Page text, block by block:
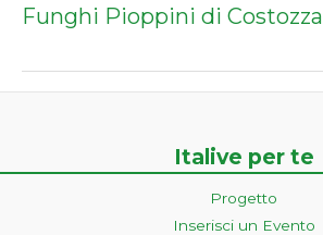
Funghi Pioppini di Costozza
Italive per te
Progetto
Inserisci un Evento